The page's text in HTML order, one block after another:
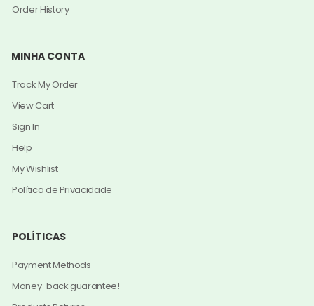
Order History
MINHA CONTA
Track My Order
View Cart
Sign In
Help
My Wishlist
Política de Privacidade
POLÍTICAS
Payment Methods
Money-back guarantee!